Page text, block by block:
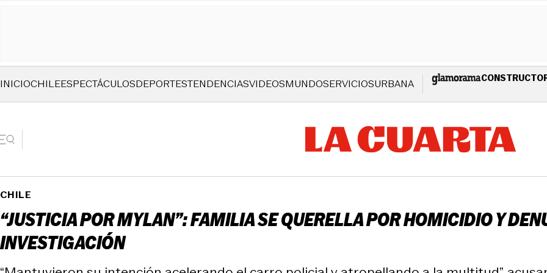
INICIOCHILEESPECTÁCULOSDEPORTESTENDENCIASVIDEOSMUNDOSERVICIOSURBANA
CHILE
“JUSTICIA POR MYLAN”: FAMILIA SE QUERELLA POR HOMICIDIO Y
INVESTIGACIÓN